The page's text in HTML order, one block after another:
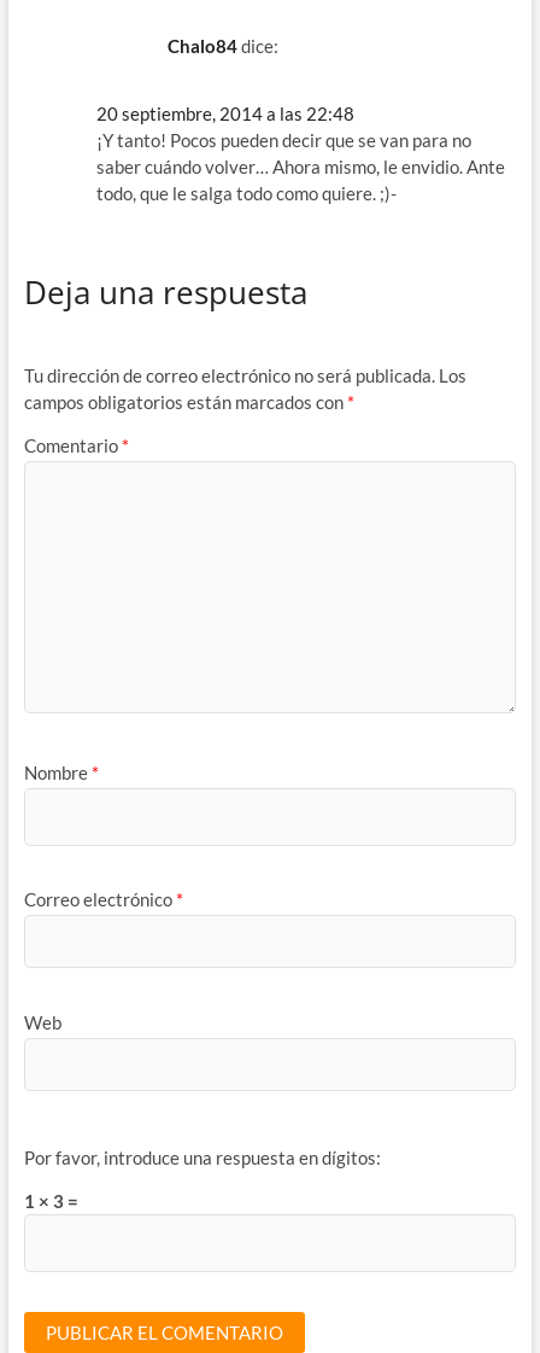
Chalo84dice:
20 septiembre, 2014 a las 22:48
¡Y tanto! Pocos pueden decir que se van para no
saber cuándo volver… Ahora mismo, le envidio. Ante
todo, que le salga todo como quiere. ;)-
Deja una respuesta
Tu dirección de correo electrónico no será publicada. Los
campos obligatorios están marcados con *
Comentario *
Nombre *
Correo electrónico *
Web
Por favor, introduce una respuesta en dígitos:
1 × 3 =